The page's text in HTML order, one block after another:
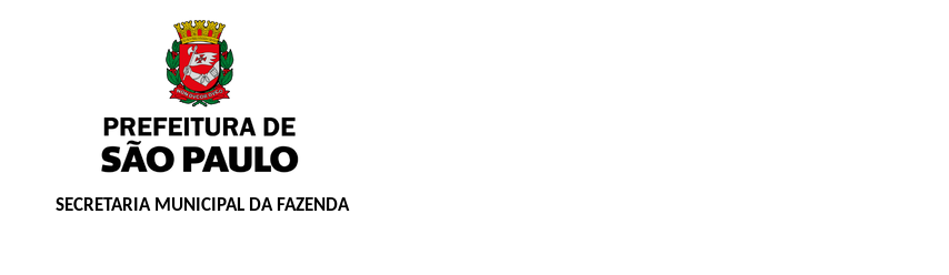
SECRETARIA MUNICIPAL DA FAZENDA